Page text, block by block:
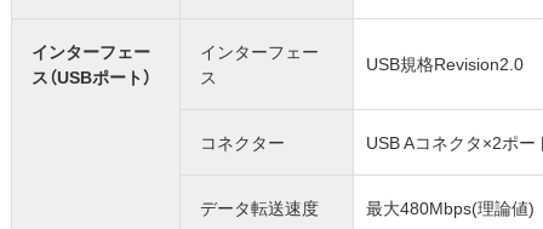
インターフェー
ス（USBポート）
インターフェー
ス
USB規格Revision2.0
コネクター USB Aコネクタ×2ポー
データ転送速度 最大480Mbps(理論値)